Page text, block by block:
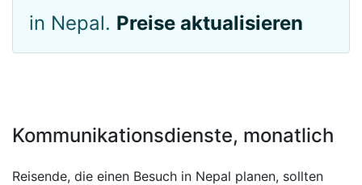
in Nepal. Preise aktualisieren
Kommunikationsdienste, monatlich
Reisende, die einen Besuch in Nepal planen, sollten